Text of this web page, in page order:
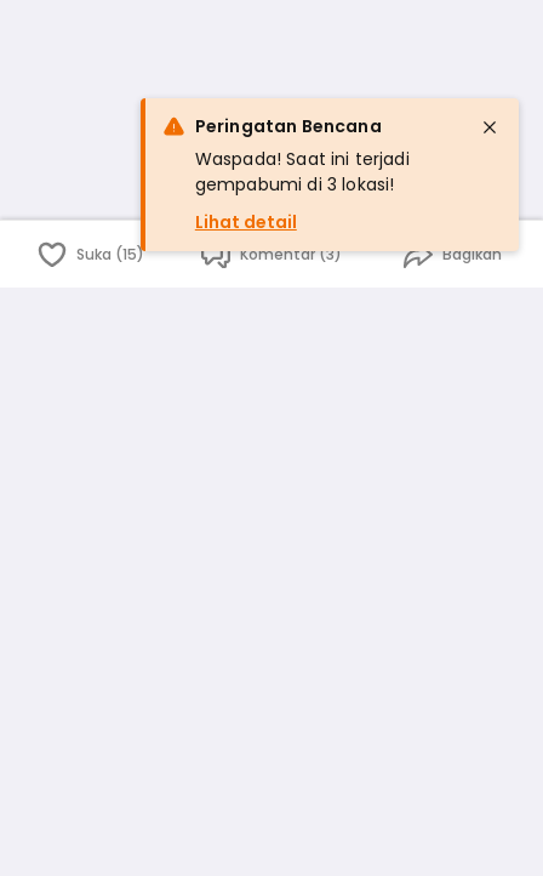
Suka (15) Komentar (3) Bagikan
Peringatan Bencana
Waspada! Saat ini terjadi
gempabumi di 3 lokasi!
Lihat detail